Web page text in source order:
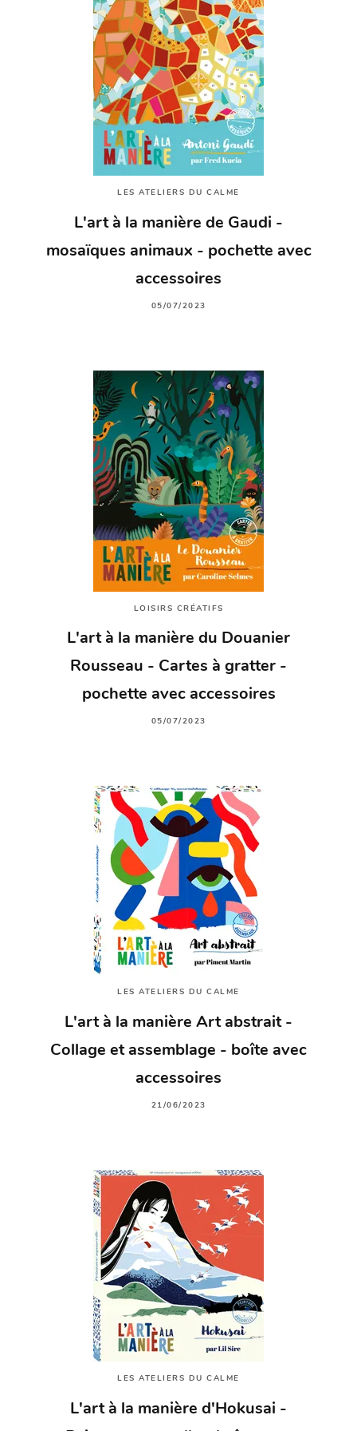
LES ATELIERS DU CALME
L'art à la manière de Gaudi -
mosaïques animaux - pochette avec
accessoires
05/07/2023
LOISIRS CRÉATIFS
L'art à la manière du Douanier
Rousseau - Cartes à gratter -
pochette avec accessoires
05/07/2023
LES ATELIERS DU CALME
L'art à la manière Art abstrait -
Collage et assemblage - boîte avec
accessoires
21/06/2023
LES ATELIERS DU CALME
L'art à la manière d'Hokusai -